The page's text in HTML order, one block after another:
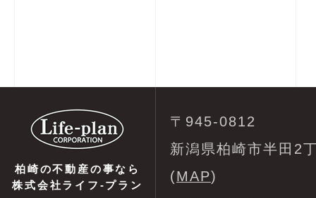
柏崎の不動産の事なら
株式会社ライフ-プラン
〒945-0812
新潟県柏崎市半田2
(MAP)